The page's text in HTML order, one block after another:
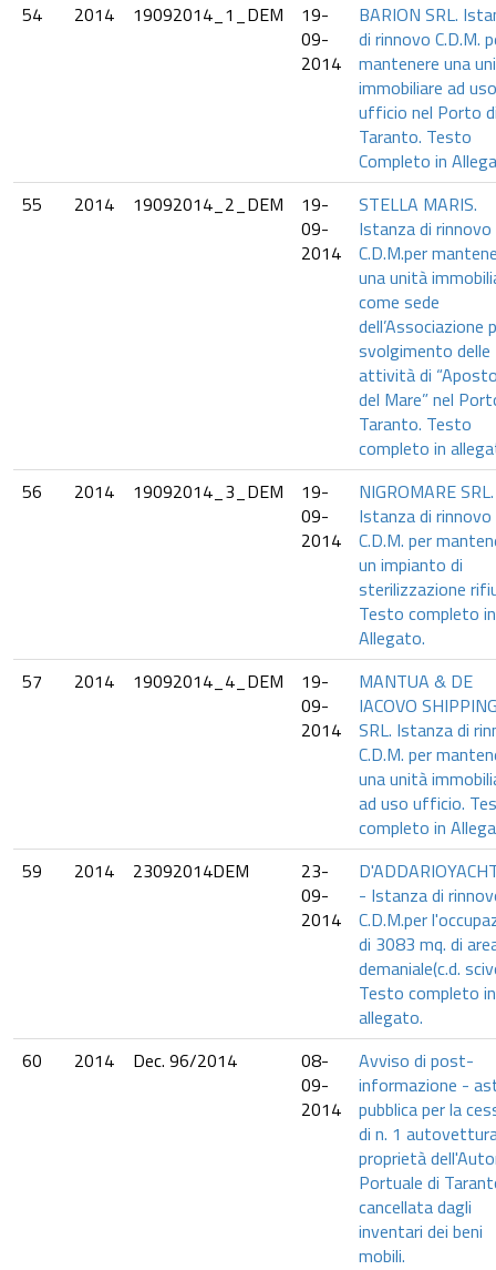
54
2014 19092014_1_DEM
19-
09-
2014
BARION SRL.
di rinnovo C.D.M.
mantenere una
immobiliare ad uso
ufficio nel Porto
Taranto. Testo
Completo in
55
2014 19092014_2_DEM
19-
09-
2014
STELLA MARIS.
Istanza di rinnovo
C.D.M.per
una unità
come sede
dell’Associazione
svolgimento delle
attività di
del Mare” nel
Taranto. Testo
completo in
56
2014 19092014_3_DEM
19-
09-
2014
NIGROMARE SRL.
Istanza di rinnovo
C.D.M. per
un impianto di
sterilizzazione
Testo completo in
Allegato.
57
2014 19092014_4_DEM
19-
09-
2014
MANTUA & DE
IACOVO
SRL. Istanza di
C.D.M. per
una unità
ad uso ufficio.
completo in
59
2014 23092014DEM
23-
09-
2014
- Istanza di
C.D.M.per
di 3083 mq. di
demaniale(c.d.
Testo completo in
allegato.
60
2014 Dec. 96/2014
08-
09-
2014
Avviso di post-
informazione -
pubblica per la
di n. 1
proprietà
Portuale di
cancellata dagli
inventari dei beni
mobili.